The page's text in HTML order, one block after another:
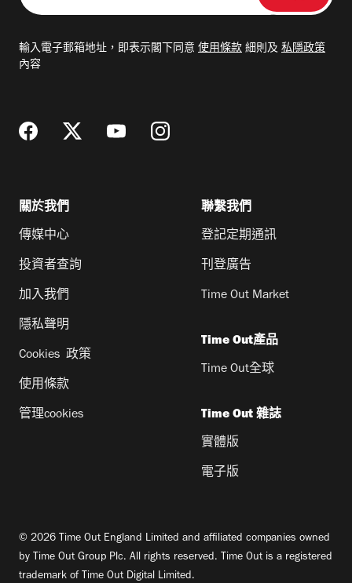
郵
輸入電子郵箱地址，即表示閣下同意 使用條款 細則及 私隱政策
內容
關於我們
傳媒中心
投資者查詢
加入我們
隱私聲明
Cookies 政策
使用條款
管理cookies
聯繫我們
登記定期通訊
刊登廣告
Time Out Market
Time Out產品
Time Out全球
Time Out 雜誌
實體版
電子版
© 2026 Time Out England Limited and affiliated companies owned
by Time Out Group Plc. All rights reserved. Time Out is a registered
trademark of Time Out Digital Limited.